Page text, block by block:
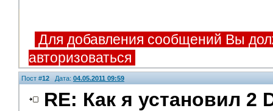
Для добавления сообщений Вы
авторизоваться
Пост #12 Дата: 04.05.2011 09:59
RE: Как я установил 2